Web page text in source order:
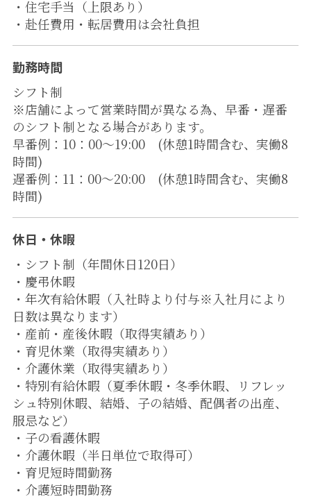
・住宅手当（上限あり）
・赴任費用・転居費用は会社負担
勤務時間
シフト制
※店舗によって営業時間が異なる為、早番・遅番
のシフト制となる場合があります。
早番例：10：00～19:00 (休憩1時間含む、実働8
時間)
遅番例：11：00～20:00 (休憩1時間含む、実働8
時間)
休日・休暇
・シフト制（年間休日120日）
・慶弔休暇
・年次有給休暇（入社時より付与※入社月により
日数は異なります）
・産前・産後休暇（取得実績あり）
・育児休業（取得実績あり）
・介護休業（取得実績あり）
・特別有給休暇（夏季休暇・冬季休暇、リフレッ
シュ特別休暇、結婚、子の結婚、配偶者の出産、
服忌など）
・子の看護休暇
・介護休暇（半日単位で取得可）
・育児短時間勤務
・介護短時間勤務